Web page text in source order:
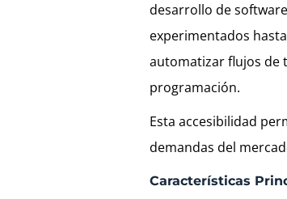
desarrollo de
experimentados
automatizar flujos de
programación.
Esta accesibilidad
demandas del
Características